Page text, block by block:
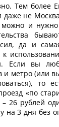
Тем более
даже не
можно и
да и
Если вы
и метро (или
то
«по
– 26 рублей
на 3 дня без